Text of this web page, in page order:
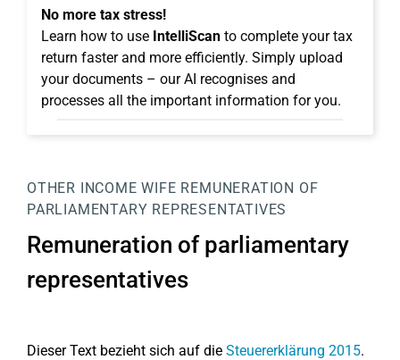
No more tax stress!
Learn how to use IntelliScan to complete your tax
return faster and more efficiently. Simply upload
your documents – our AI recognises and
processes all the important information for you.
OTHER INCOME WIFE REMUNERATION OF
PARLIAMENTARY REPRESENTATIVES
Remuneration of parliamentary
representatives
Dieser Text bezieht sich auf die Steuererklärung 2015.